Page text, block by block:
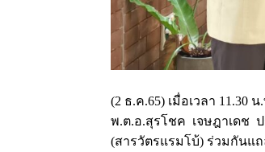
(2 ธ.ค.65) เมื่อเวลา 11.30
พ.ต.อ.สุรโชค เจษฎาเดช
(สารวัตรแรมโบ้) ร่วมกันแ